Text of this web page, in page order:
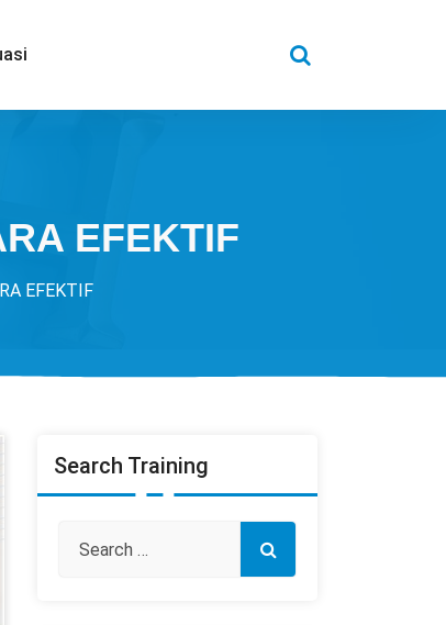
EFEKTIF
EFEKTIF
Search Training